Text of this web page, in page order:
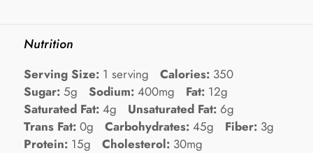
Nutrition
Serving Size: 1 serving Calories: 350
Sugar: 5g Sodium: 400mg Fat: 12g
Saturated Fat: 4g Unsaturated Fat: 6g
Trans Fat: 0g Carbohydrates: 45g Fiber: 3g
Protein: 15g Cholesterol: 30mg